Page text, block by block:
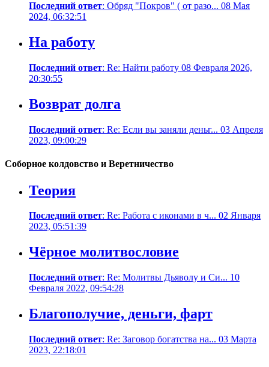
Последний ответ: Обряд "Покров" ( от разо... 08 Мая
2024, 06:32:51
На работу
Последний ответ: Re: Найти работу 08 Февраля 2026,
20:30:55
Возврат долга
Последний ответ: Re: Если вы заняли деньг... 03 Апреля
2023, 09:00:29
Соборное колдовство и Веретничество
Теория
Последний ответ: Re: Работа с иконами в ч... 02 Января
2023, 05:51:39
Чёрное молитвословие
Последний ответ: Re: Молитвы Дьяволу и Си... 10
Февраля 2022, 09:54:28
Благополучие, деньги, фарт
Последний ответ: Re: Заговор богатства на... 03 Марта
2023, 22:18:01